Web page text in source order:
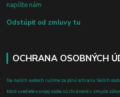
napíšte nám
Odstúpiť od zmluvy tu
OCHRANA OSOBNÝCH
Na našich weboch ručíme za plnú ochranu Vašich
ktoré uvediete o svojej osobe, sú chránené v zmysle